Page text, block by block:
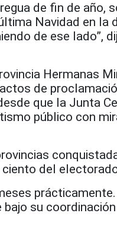
de fin de año,
Navidad en la
de ese lado”,
Hermanas
de
que la Junta
público con
del
su